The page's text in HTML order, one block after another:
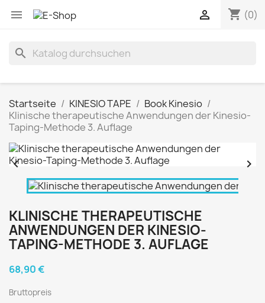
 shopping_cart (0)

search
Startseite KINESIO TAPE
Book Kinesio
Klinische therapeutische Anwendungen der Kinesio-
Taping-Methode 3. Auflage
 
KLINISCHE THERAPEUTISCHE
ANWENDUNGEN DER KINESIO-
TAPING-METHODE 3. AUFLAGE
68,90 €
Bruttopreis